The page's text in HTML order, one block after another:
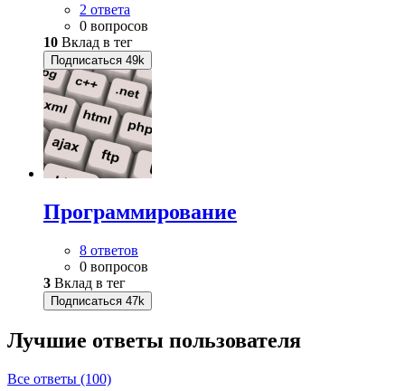
2 ответа
0 вопросов
10 Вклад в тег
Подписаться 49k
Программирование
8 ответов
0 вопросов
3 Вклад в тег
Подписаться 47k
Лучшие ответы пользователя
Все ответы (100)